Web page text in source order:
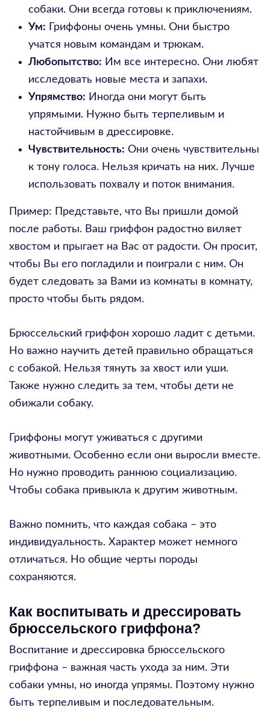
собаки. Они всегда готовы к приключениям.
Ум: Гриффоны очень умны. Они быстро
учатся новым командам и трюкам.
Любопытство: Им все интересно. Они любят
исследовать новые места и запахи.
Упрямство: Иногда они могут быть
упрямыми. Нужно быть терпеливым и
настойчивым в дрессировке.
Чувствительность: Они очень чувствительны
к тону голоса. Нельзя кричать на них. Лучше
использовать похвалу и поток внимания.
Пример: Представьте, что Вы пришли домой
после работы. Ваш гриффон радостно виляет
хвостом и прыгает на Вас от радости. Он просит,
чтобы Вы его погладили и поиграли с ним. Он
будет следовать за Вами из комнаты в комнату,
просто чтобы быть рядом.
Брюссельский гриффон хорошо ладит с детьми.
Но важно научить детей правильно обращаться
с собакой. Нельзя тянуть за хвост или уши.
Также нужно следить за тем, чтобы дети не
обижали собаку.
Гриффоны могут уживаться с другими
животными. Особенно если они выросли вместе.
Но нужно проводить раннюю социализацию.
Чтобы собака привыкла к другим животным.
Важно помнить, что каждая собака – это
индивидуальность. Характер может немного
отличаться. Но общие черты породы
сохраняются.
Как воспитывать и дрессировать
брюссельского гриффона?
Воспитание и дрессировка брюссельского
гриффона – важная часть ухода за ним. Эти
собаки умны, но иногда упрямы. Поэтому нужно
быть терпеливым и последовательным.